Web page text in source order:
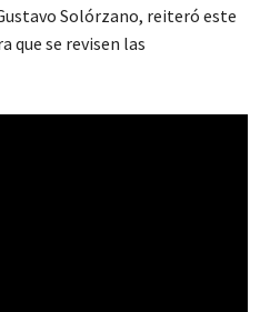
Solórzano, reiteró este
que se revisen las